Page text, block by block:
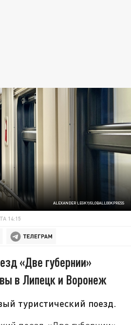
ALEXANDER LEGKY/GLOBALLOOKPRESS
14:15
«Две губернии»
в Липецк и Воронеж
туристический поезд.